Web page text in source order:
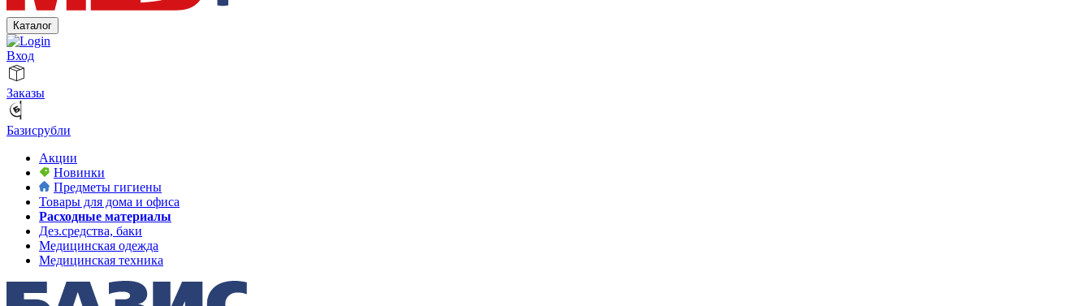
Каталог
Вход
Заказы
Базисрубли
Акции
Новинки
Предметы гигиены
Товары для дома и офиса
Расходные материалы
Дез.средства, баки
Медицинская одежда
Медицинская техника